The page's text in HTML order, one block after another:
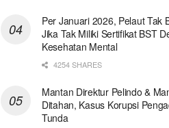
Per Januari 2026, Pelaut Tak
Jika Tak Miliki Sertifikat BST
Kesehatan Mental
4254 SHARES
Mantan Direktur Pelindo &
Ditahan, Kasus Korupsi
Tunda